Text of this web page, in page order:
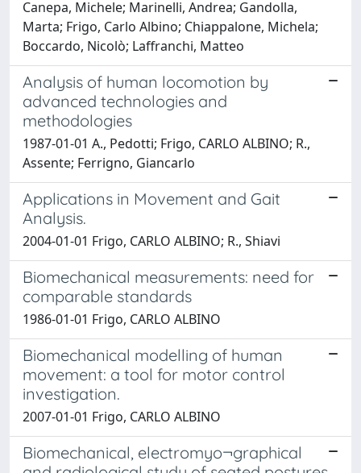
Canepa, Michele; Marinelli, Andrea; Gandolla,
Marta; Frigo, Carlo Albino; Chiappalone, Michela;
Boccardo, Nicolò; Laffranchi, Matteo
Analysis of human locomotion by
advanced technologies and
methodologies
1987-01-01 A., Pedotti; Frigo, CARLO ALBINO; R.,
Assente; Ferrigno, Giancarlo
Applications in Movement and Gait
Analysis.
2004-01-01 Frigo, CARLO ALBINO; R., Shiavi
Biomechanical measurements: need for
comparable standards
1986-01-01 Frigo, CARLO ALBINO
Biomechanical modelling of human
movement: a tool for motor control
investigation.
2007-01-01 Frigo, CARLO ALBINO
Biomechanical, electromyo¬graphical